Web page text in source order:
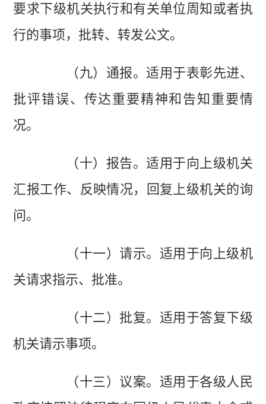
要求下级机关执行和有关单位周知或者执
行的事项，批转、转发公文。
（九）通报。适用于表彰先进、
批评错误、传达重要精神和告知重要情
况。
（十）报告。适用于向上级机关
汇报工作、反映情况，回复上级机关的询
问。
（十一）请示。适用于向上级机
关请求指示、批准。
（十二）批复。适用于答复下级
机关请示事项。
（十三）议案。适用于各级人民